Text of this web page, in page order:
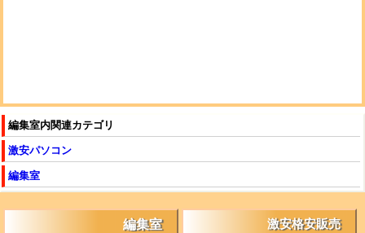
編集室内関連カテゴリ
激安パソコン
編集室
編集室 激安格安販売